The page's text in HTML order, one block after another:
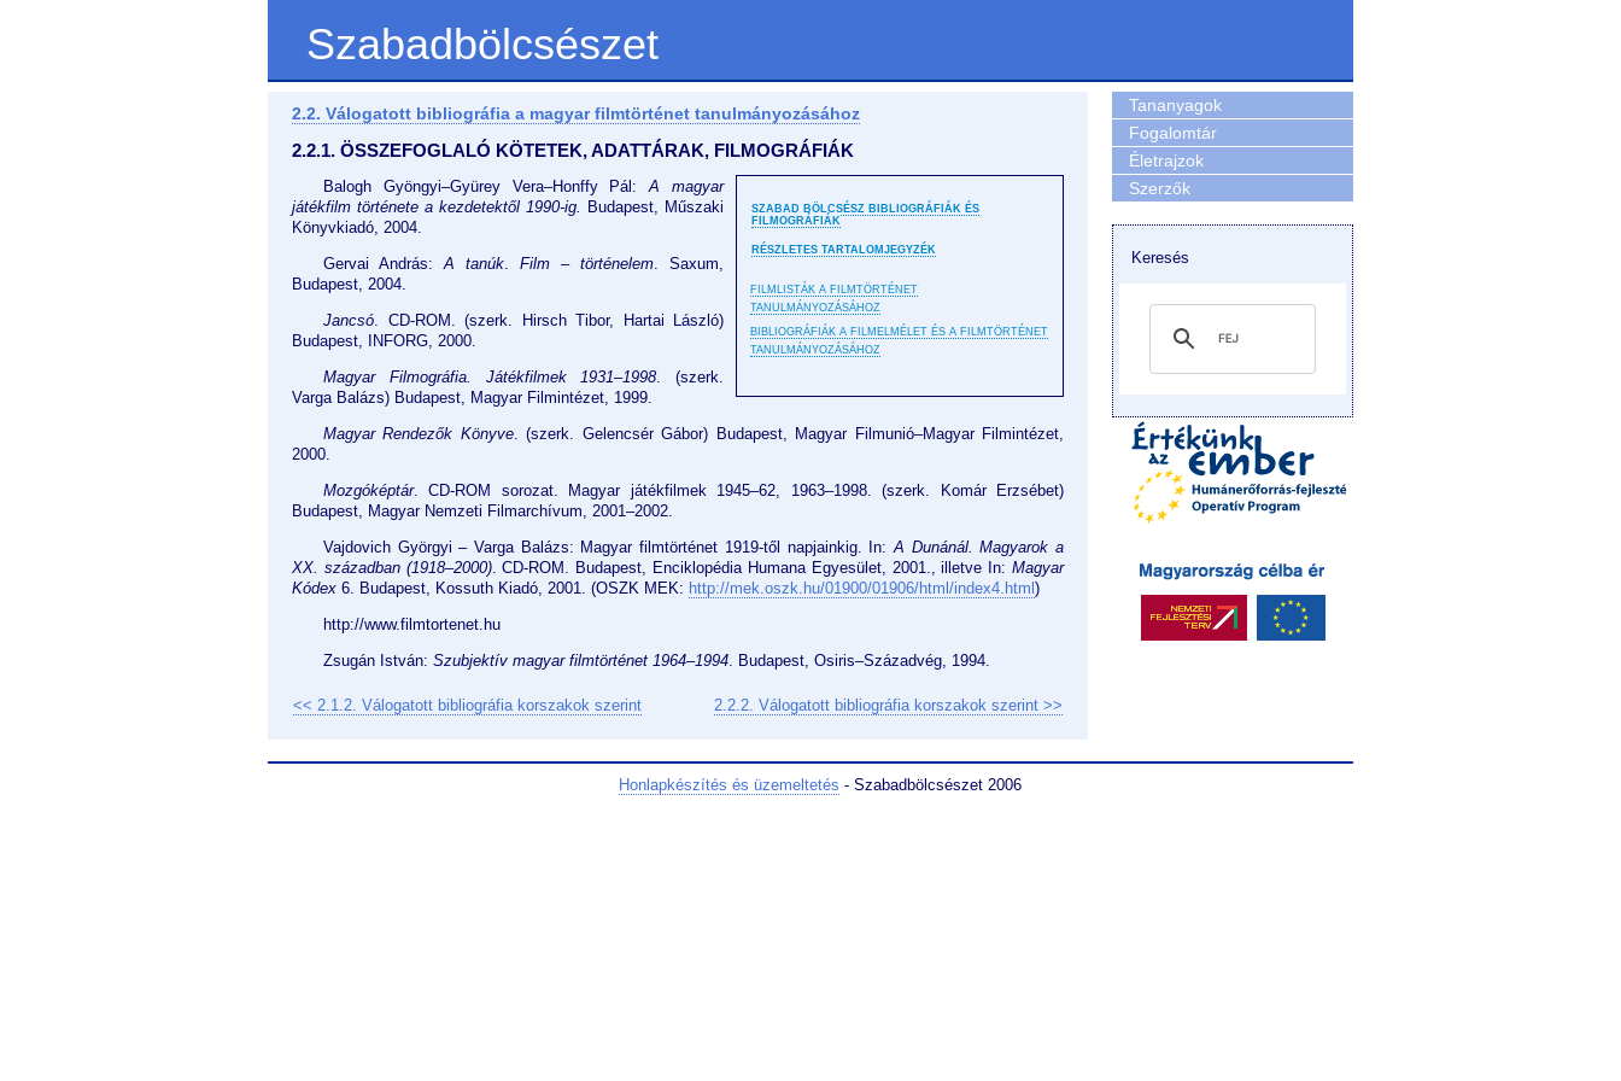
Szabadbölcsészet
2.2. Válogatott bibliográfia a magyar filmtörténet tanulmányozásához
2.2.1. ÖSSZEFOGLALÓ KÖTETEK, ADATTÁRAK, FILMOGRÁFIÁK
SZABAD BÖLCSÉSZ BIBLIOGRÁFIÁK ÉS
FILMOGRÁFIÁK
RÉSZLETES TARTALOMJEGYZÉK
FILMLISTÁK A FILMTÖRTÉNET
TANULMÁNYOZÁSÁHOZ
BIBLIOGRÁFIÁK A FILMELMÉLET ÉS A FILMTÖRTÉNET
TANULMÁNYOZÁSÁHOZ
Balogh Gyöngyi–Gyürey Vera–Honffy Pál:A magyar
játékfilm története a kezdetektől 1990-ig. Budapest, Műszaki
Könyvkiadó, 2004.
Gervai András:A tanúk. Film – történelem. Saxum,
Budapest, 2004.
Jancsó. CD-ROM. (szerk. Hirsch Tibor, Hartai László)
Budapest, INFORG, 2000.
Magyar Filmográfia. Játékfilmek 1931–1998. (szerk.
Varga Balázs) Budapest, Magyar Filmintézet, 1999.
Magyar Rendezők Könyve. (szerk. Gelencsér Gábor) Budapest, Magyar Filmunió–Magyar Filmintézet,
2000.
Mozgóképtár. CD-ROM sorozat. Magyar játékfilmek 1945–62, 1963–1998. (szerk. Komár Erzsébet)
Budapest, Magyar Nemzeti Filmarchívum, 2001–2002.
Vajdovich Györgyi – Varga Balázs: Magyar filmtörténet 1919-től napjainkig. In:A Dunánál. Magyarok a
XX. században (1918–2000). CD-ROM. Budapest, Enciklopédia Humana Egyesület, 2001., illetve In:Magyar
Kódex 6. Budapest, Kossuth Kiadó, 2001. (OSZK MEK: http://mek.oszk.hu/01900/01906/html/index4.html )
http://www.filmtortenet.hu
Zsugán István: Szubjektív magyar filmtörténet 1964–1994. Budapest, Osiris–Századvég, 1994.
<< 2.1.2. Válogatott bibliográfia korszakok szerint 2.2.2. Válogatott bibliográfia korszakok szerint >>
Tananyagok
Fogalomtár
Életrajzok
Szerzők
Keresés
Honlapkészítés és üzemeltetés - Szabadbölcsészet 2006